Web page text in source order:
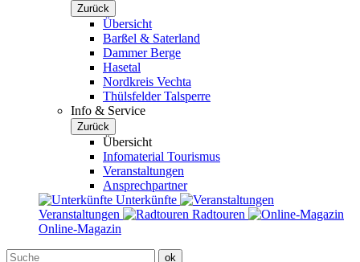
Zurück
Übersicht
Barßel & Saterland
Dammer Berge
Hasetal
Nordkreis Vechta
Thülsfelder Talsperre
Info & Service
Zurück
Übersicht
Infomaterial Tourismus
Veranstaltungen
Ansprechpartner
Unterkünfte
Veranstaltungen
Radtouren
Online-Magazin